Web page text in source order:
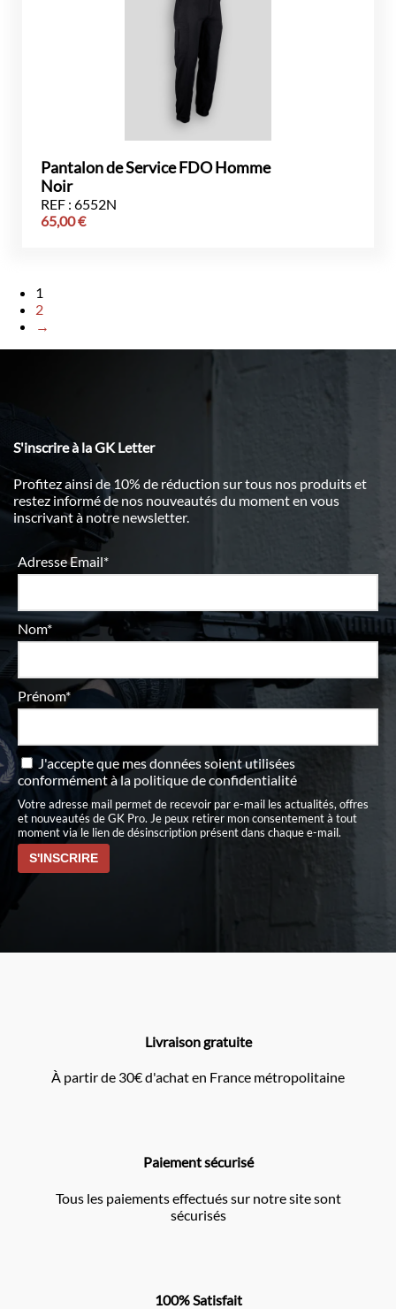
Pantalon de Service FDO Homme
Noir
REF : 6552N
65,00€
1
2
→
S'inscrire à la GK Letter
Profitez ainsi de 10% de réduction sur tous nos produits et
restez informé de nos nouveautés du moment en vous
inscrivant à notre newsletter.
Adresse Email*
Nom*
Prénom*
J'accepte que mes données soient utilisées
conformément àla politique de confidentialité
Votre adresse mail permet de recevoir par e-mail les actualités, offres
et nouveautés de GK Pro. Je peux retirer mon consentement à tout
moment via le lien de désinscription présent dans chaque e-mail.
Livraison gratuite
À partir de 30€ d'achat en France métropolitaine
Paiement sécurisé
Tous les paiements effectués sur notre site sont
sécurisés
100% Satisfait